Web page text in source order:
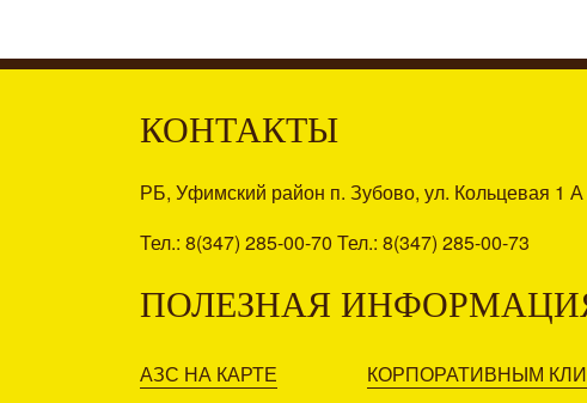
КОНТАКТЫ
РБ, Уфимский район п. Зубово, ул. Кольцевая 1 А
Тел.: 8(347) 285-00-70 Тел.: 8(347) 285-00-73
ПОЛЕЗНАЯ
АЗС НА КАРТЕ
КОРПОРАТИВНЫМ